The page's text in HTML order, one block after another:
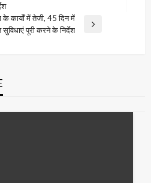
कार्यों में तेजी, 45 दिन में
पूरी करने के निर्देश